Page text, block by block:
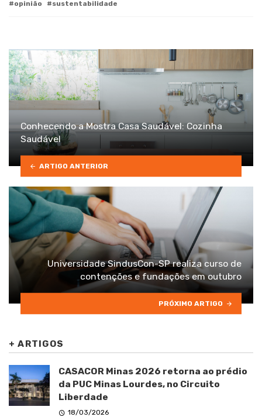
opinião sustentabilidade
Conhecendo a Mostra Casa Saudável: Cozinha
Saudável
ARTIGO ANTERIOR
Universidade SindusCon-SP realiza curso de
contenções e fundações em outubro
PRÓXIMO ARTIGO
+ARTIGOS
CASACOR Minas 2026 retorna ao prédio
da PUC Minas Lourdes, no Circuito
Liberdade
18/03/2026